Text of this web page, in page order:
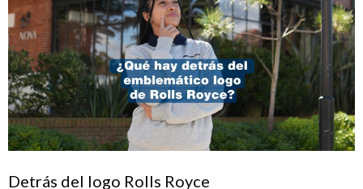
Detrás del logo Rolls Royce